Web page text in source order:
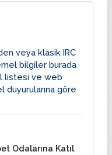
veya klasik IRC
bilgiler burada
listesi ve web
duyurularına göre
Odalarına Katıl